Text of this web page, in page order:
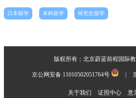
日本留学 本科留学 研究生留学
版权所有：北京蔚蓝前程国际
京公网安备 11010502051764号 |
关于我们 证照中心 意